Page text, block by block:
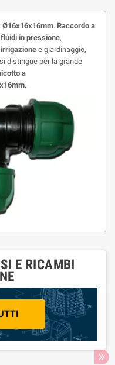
Ø16x16x16mm. Raccordo a
in pressione,
e giardinaggio,
distingue per la grande
a
.
E RICAMBI